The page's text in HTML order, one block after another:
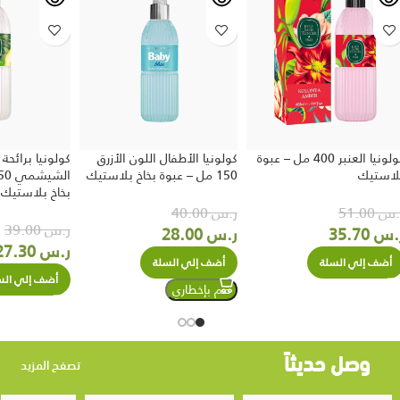
كولونيا العنبر 400 مل – عبوة
51.00
أضف إلي السلة
كولونيا الأطفال اللون الأزرق
150 مل – عبوة بخاخ بلاستيك
ر.س40.00
ر.س28.00
أضف إلي السلة
كولونيا
بخاخ بلاستيك
ر.س39.00
ر.س27.30
أضف إلي
وصل حديثاً تصفح المزيد